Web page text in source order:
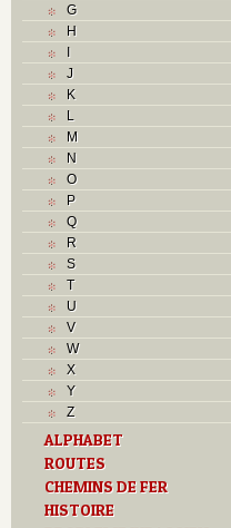
G
H
I
J
K
L
M
N
O
P
Q
R
S
T
U
V
W
X
Y
Z
ALPHABET
ROUTES
CHEMINS DE FER
HISTOIRE